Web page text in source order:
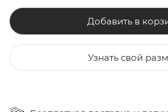
Добавить в
Узнать свой